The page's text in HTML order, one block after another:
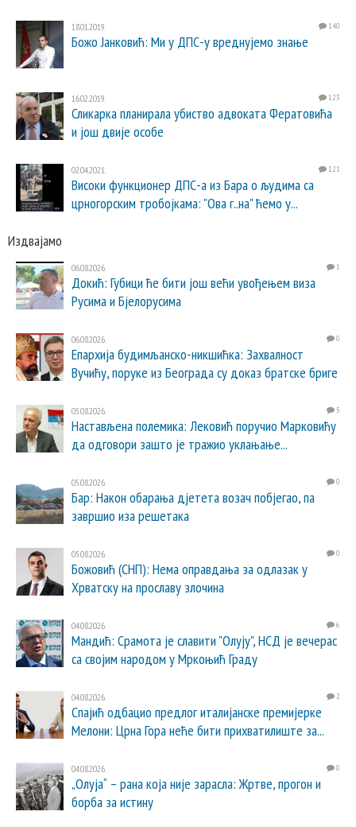
18.01.2019. 140
Божо Јанковић: Ми у ДПС-у вреднујемо знање
16.02.2019. 123
Сликарка планирала убиство адвоката Фератовића
и још двије особе
02.04.2021. 121
Високи функционер ДПС-а из Бара о људима са
црногорским тробојкама: "Ова г..на" ћемо у...
Издвајамо
06.08.2026. 1
Докић: Губици ће бити још већи увођењем виза
Русима и Бјелорусима
06.08.2026. 0
Епархија будимљанско-никшићка: Захвалност
Вучићу, поруке из Београда су доказ братске бриге
05.08.2026. 5
Настављена полемика: Лековић поручио Марковићу
да одговори зашто је тражио уклањање...
05.08.2026. 0
Бар: Након обарања дјетета возач побјегао, па
завршио иза решетака
05.08.2026. 0
Божовић (СНП): Нема оправдања за одлазак у
Хрватску на прославу злочина
04.08.2026. 6
Мандић: Срамота је славити "Олују", НСД је вечерас
са својим народом у Мркоњић Граду
04.08.2026. 2
Спајић одбацио предлог италијанске премијерке
Мелони: Црна Гора неће бити прихватилиште за...
04.08.2026. 0
„Олуја“ – рана која није зарасла: Жртве, прогон и
борба за истину